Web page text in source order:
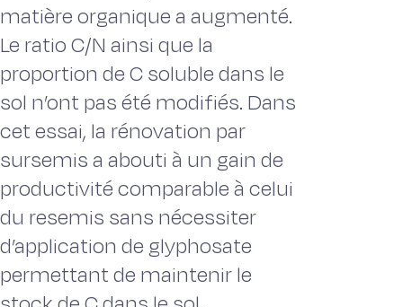
matière organique a augmenté.
Le ratio C/N ainsi que la
proportion de C soluble dans le
sol n’ont pas été modifiés. Dans
cet essai, la rénovation par
sursemis a abouti à un gain de
productivité comparable à celui
du resemis sans nécessiter
d’application de glyphosate
permettant de maintenir le